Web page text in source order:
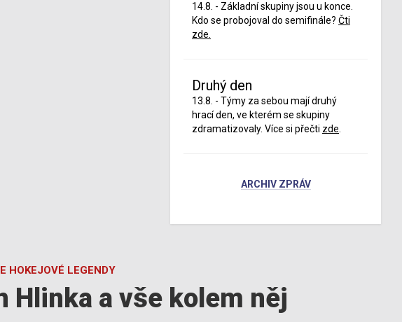
14.8. - Základní skupiny jsou u konce.
Kdo se probojoval do semifinále? Čti
zde.
Druhý den
13.8. - Týmy za sebou mají druhý
hrací den, ve kterém se skupiny
zdramatizovaly. Více si přečti zde
ARCHIV ZPRÁV
HOKEJOVÉ LEGENDY
Hlinka a vše kolem něj